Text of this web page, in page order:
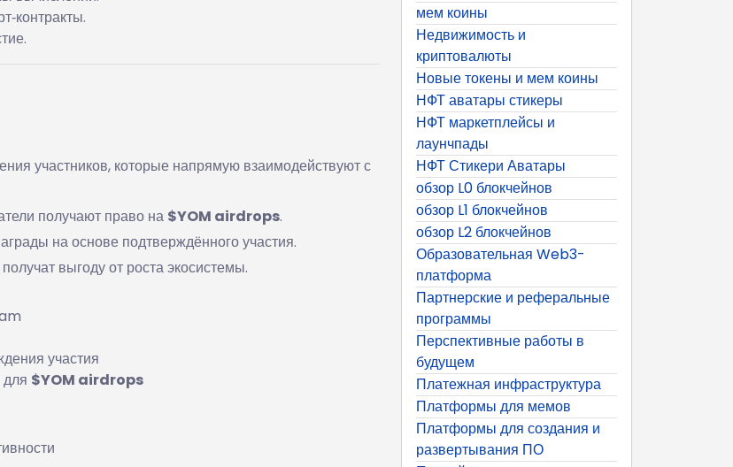
участников, которые напрямую взаимодействуют с
получают право на $YOM airdrops.
на основе подтверждённого участия.
выгоду от роста экосистемы.
участия
для $YOM airdrops
мем коины
Недвижимость и
криптовалюты
Новые токены и мем коины
НФТ аватары стикеры
НФТ маркетплейсы и
лаунчпады
НФТ Стикери Аватары
обзор L0 блокчейнов
обзор L1 блокчейнов
обзор L2 блокчейнов
Образовательная Web3-
платформа
Партнерские и реферальные
программы
Перспективные работы в
будущем
Платежная инфраструктура
Платформы для мемов
Платформы для создания и
развертывания ПО